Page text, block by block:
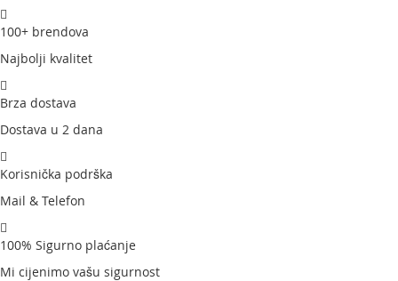
100+ brendova
Najbolji kvalitet
Brza dostava
Dostava u 2 dana
Korisnička podrška
Mail & Telefon
100% Sigurno plaćanje
Mi cijenimo vašu sigurnost